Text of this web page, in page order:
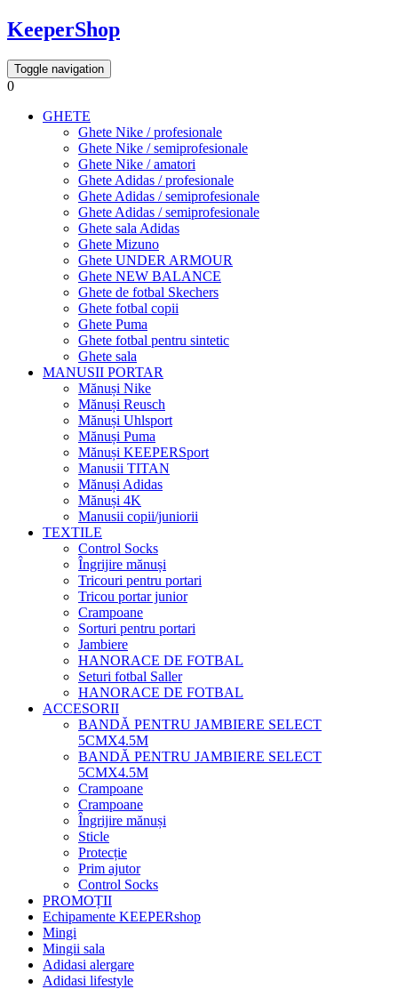
KeeperShop
Toggle navigation
0
GHETE
Ghete Nike / profesionale
Ghete Nike / semiprofesionale
Ghete Nike / amatori
Ghete Adidas / profesionale
Ghete Adidas / semiprofesionale
Ghete Adidas / semiprofesionale
Ghete sala Adidas
Ghete Mizuno
Ghete UNDER ARMOUR
Ghete NEW BALANCE
Ghete de fotbal Skechers
Ghete fotbal copii
Ghete Puma
Ghete fotbal pentru sintetic
Ghete sala
MANUSII PORTAR
Mănuși Nike
Mănuși Reusch
Mănuși Uhlsport
Mănuși Puma
Mănuși KEEPERSport
Manusii TITAN
Mănuși Adidas
Mănuși 4K
Manusii copii/juniorii
TEXTILE
Control Socks
Îngrijire mănuși
Tricouri pentru portari
Tricou portar junior
Crampoane
Sorturi pentru portari
Jambiere
HANORACE DE FOTBAL
Seturi fotbal Saller
HANORACE DE FOTBAL
ACCESORII
BANDĂ PENTRU JAMBIERE SELECT
5CMX4.5M
BANDĂ PENTRU JAMBIERE SELECT
5CMX4.5M
Crampoane
Crampoane
Îngrijire mănuși
Sticle
Protecție
Prim ajutor
Control Socks
PROMOȚII
Echipamente KEEPERshop
Mingi
Mingii sala
Adidasi alergare
Adidasi lifestyle